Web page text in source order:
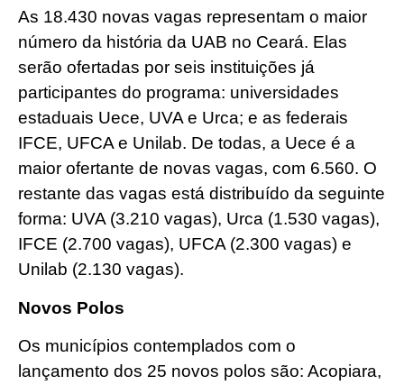
As 18.430 novas vagas representam o maior
número da história da UAB no Ceará. Elas
serão ofertadas por seis instituições já
participantes do programa: universidades
estaduais Uece, UVA e Urca; e as federais
IFCE, UFCA e Unilab. De todas, a Uece é a
maior ofertante de novas vagas, com 6.560. O
restante das vagas está distribuído da seguinte
forma: UVA (3.210 vagas), Urca (1.530 vagas),
IFCE (2.700 vagas), UFCA (2.300 vagas) e
Unilab (2.130 vagas).
Novos Polos
Os municípios contemplados com o
lançamento dos 25 novos polos são: Acopiara,